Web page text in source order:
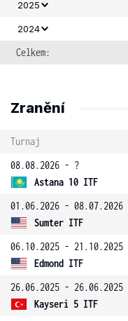
2025
2024
Celkem:
Zranění
Turnaj
08.08.2026 - ?
Astana 10 ITF
01.06.2026 - 08.07.2026
Sumter ITF
06.10.2025 - 21.10.2025
Edmond ITF
26.06.2025 - 26.06.2025
Kayseri 5 ITF